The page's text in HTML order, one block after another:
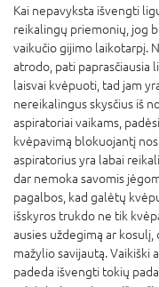
Kai nepavyksta išvengti
reikalingų priemonių, jog
vaikučio gijimo laikotarpį.
atrodo, pati paprasčiausia
laisvai kvėpuoti, tad jam
nereikalingus skysčius iš
aspiratoriai vaikams,
kvėpavimą blokuojantį
aspiratorius yra labai
dar nemoka savomis
pagalbos, kad galėtų
išskyros trukdo ne tik
ausies uždegimą ar
mažylio savijautą. Vaikiški
padeda išvengti tokių